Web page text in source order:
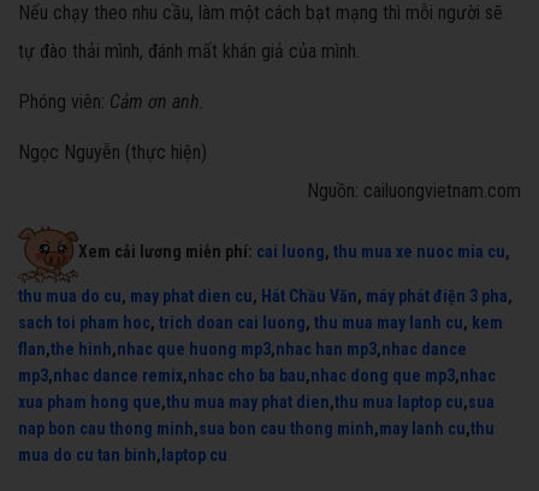
Nếu chạy theo nhu cầu, làm một cách bạt mạng thì mỗi người sẽ
tự đào thải mình, đánh mất khán giả của mình.
Phóng viên: Cảm ơn anh.
Ngọc Nguyễn (thực hiện)
Nguồn: cailuongvietnam.com
Xem cải lương miễn phí: cai luong, thu mua xe nuoc mia cu,
thu mua do cu, may phat dien cu, Hát Chầu Văn, máy phát điện 3 pha,
sach toi pham hoc, trich doan cai luong, thu mua may lanh cu, kem
flan,the hinh,nhac que huong mp3,nhac han mp3,nhac dance
mp3,nhac dance remix,nhac cho ba bau,nhac dong que mp3,nhac
xua pham hong que,thu mua may phat dien,thu mua laptop cu,sua
nap bon cau thong minh,sua bon cau thong minh,may lanh cu,thu
mua do cu tan binh, laptop cu